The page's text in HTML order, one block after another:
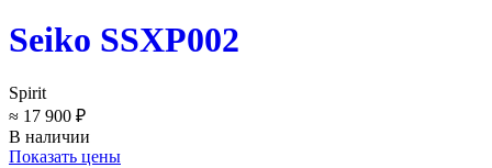
Seiko SSXP002
Spirit
≈ 17 900 ₽
В наличии
Показать цены